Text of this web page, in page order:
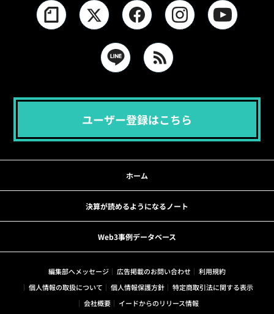
ユーザー登録はこちら
ホーム
決算が読めるようになるノート
Web3事例データベース
編集部へメッセージ 広告掲載のお問い合わせ
利用規約
個人情報の取扱について
個人情報保護方針
特定商取引法に関する表示
会社概要
イードからのリリース情報